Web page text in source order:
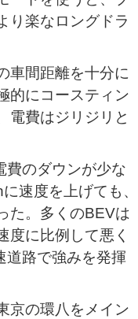
り楽なロングドラ
車間距離を十分に
的にコースティン
電費はジリジリと
費のダウンが少な
速度を上げても、
た。多くのBEVは
度に比例して悪く
道路で強みを発揮
京の環八をメイン